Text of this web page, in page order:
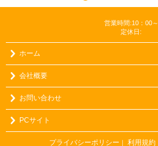
営業時間:10：00～
定休日:
ホーム
会社概要
お問い合わせ
PCサイト
プライバシーポリシー ｜ 利用規約